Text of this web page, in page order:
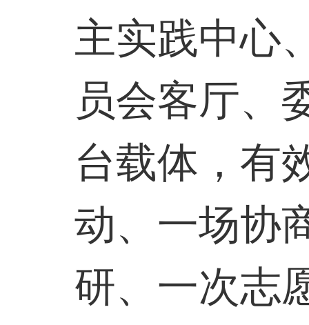
主实践中心
员会客厅、
台载体，有
动、一场协
研、一次志